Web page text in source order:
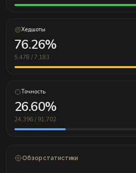
Хедшоты
76.26%
5,478 / 7,183
Точность
26.60%
24,396 / 91,702
Обзор статистики